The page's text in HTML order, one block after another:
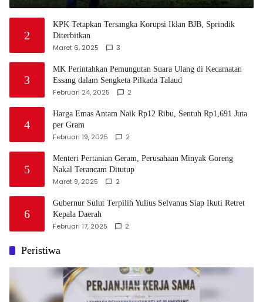
2
KPK Tetapkan Tersangka Korupsi Iklan BJB, Sprindik
Diterbitkan
Maret 6, 2025 3
3
MK Perintahkan Pemungutan Suara Ulang di Kecamatan
Essang dalam Sengketa Pilkada Talaud
Februari 24, 2025 2
4
Harga Emas Antam Naik Rp12 Ribu, Sentuh Rp1,691 Juta
per Gram
Februari 19, 2025 2
5
Menteri Pertanian Geram, Perusahaan Minyak Goreng
Nakal Terancam Ditutup
Maret 9, 2025 2
6
Gubernur Sulut Terpilih Yulius Selvanus Siap Ikuti Retret
Kepala Daerah
Februari 17, 2025 2
Peristiwa